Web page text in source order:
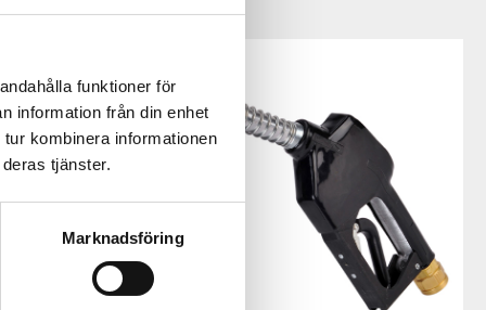
funktioner för
information från din enhet
kombinera informationen
tjänster.
Marknadsföring